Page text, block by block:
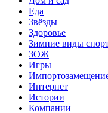
Еда
Звёзды
Здоровье
Зимние виды
ЗОЖ
Игры
Интернет
Истории
Компании